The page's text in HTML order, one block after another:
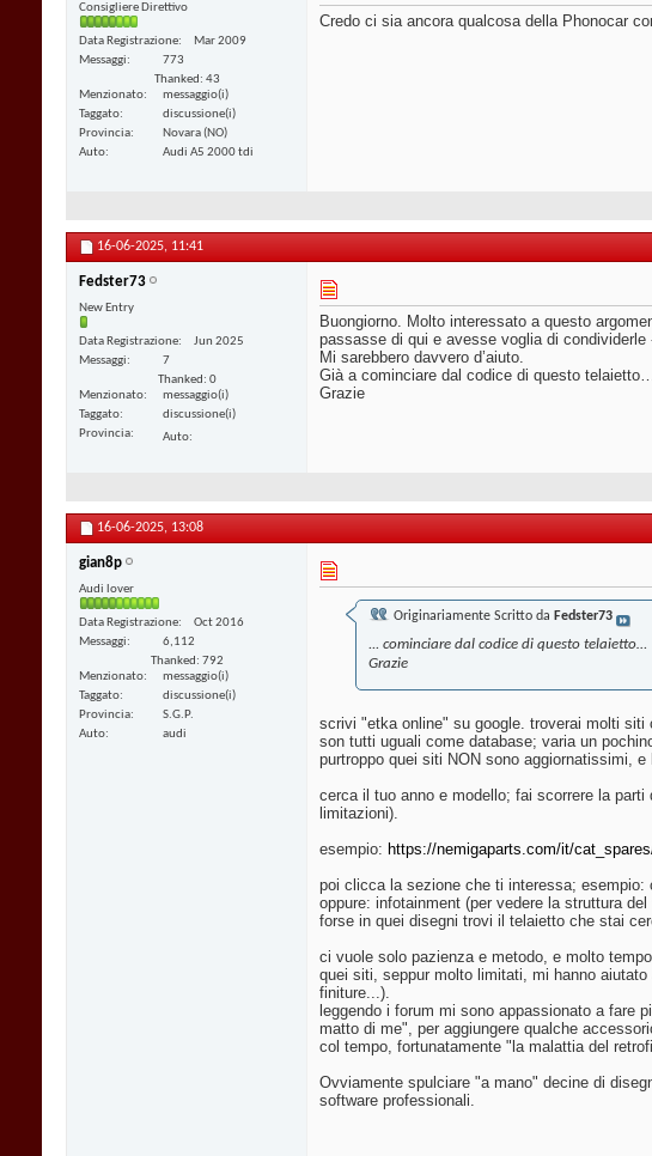
Consigliere Direttivo
Data Registrazione
Mar 2009
Messaggi
773
Thanked: 43
Menzionato
messaggio(i)
Taggato
discussione(i)
Provincia
Novara (NO)
Auto
Audi A5 2000 tdi
Credo ci sia ancora qualcosa della Phonocar
16-06-2025, 11:41
Fedster73
New Entry
Data Registrazione
Jun 2025
Messaggi
7
Thanked: 0
Menzionato
messaggio(i)
Taggato
discussione(i)
Provincia
Auto
Buongiorno. Molto interessato a questo
passasse di qui e avesse voglia di condividerle
Mi sarebbero davvero d’aiuto.
Già a cominciare dal codice di questo
Grazie
16-06-2025, 13:08
gian8p
Audi lover
Data Registrazione
Oct 2016
Messaggi
6,112
Thanked: 792
Menzionato
messaggio(i)
Taggato
discussione(i)
Provincia
S.G.P.
Auto
audi
Originariamente Scritto da Fedster73
... cominciare dal codice di questo telaietto…
Grazie
scrivi "etka online" su google. troverai molti siti
son tutti uguali come database; varia un
purtroppo quei siti NON sono aggiornatissimi,
cerca il tuo anno e modello; fai scorrere la
limitazioni).
esempio: https://nemigaparts.com/it/
poi clicca la sezione che ti interessa; esempio:
oppure: infotainment (per vedere la struttura
forse in quei disegni trovi il telaietto che stai
ci vuole solo pazienza e metodo, e molto
quei siti, seppur molto limitati, mi hanno
finiture...).
leggendo i forum mi sono appassionato a fare
matto di me", per aggiungere qualche
col tempo, fortunatamente "la malattia del
Ovviamente spulciare "a mano" decine di
software professionali.